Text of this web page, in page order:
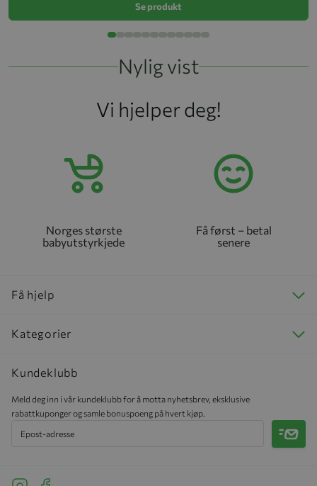
Se produkt
Nylig vist
Vi hjelper deg!
Norges største
babyutstyrkjede
Få først – betal
senere
Få hjelp
Kategorier
Kundeklubb
Meld deg inn i vår kundeklubb for å motta nyhetsbrev, eksklusive
rabattkuponger og samle bonuspoeng på hvert kjøp.
Meld